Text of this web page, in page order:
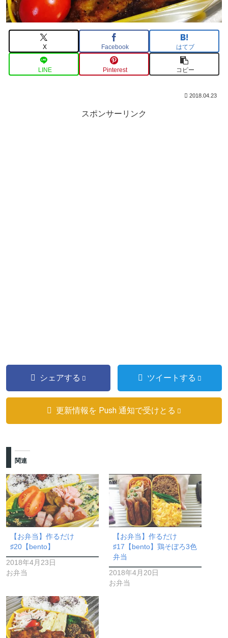
X Facebook はてブ
LINE Pinterest コピー
2018.04.23
スポンサーリンク
シェアする ツイートする
更新情報を Push 通知で受けとる
関連
【お弁当】作るだけ
♯20【bento】
2018年4月23日
お弁当
【お弁当】作るだけ
♯17【bento】鶏そぼろ3色
弁当
2018年4月20日
お弁当